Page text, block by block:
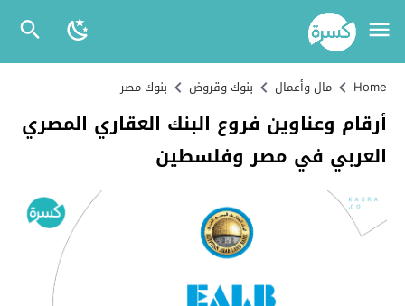
Home مال وأعمال بنوك وقروض بنوك مصر
أرقام وعناوين فروع البنك العقاري المصري
العربي في مصر وفلسطين